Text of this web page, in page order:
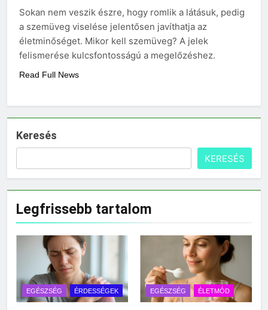
mosni?
3 Nap Ezelőtt
Sokan nem veszik észre, hogy romlik a látásuk, pedig
a szemüveg viselése jelentősen javíthatja az
életminőséget. Mikor kell szemüveg? A jelek
felismerése kulcsfontosságú a megelőzéshez.
Read Full News
Keresés
KERESÉS
Legfrissebb tartalom
EGÉSZSÉG ÉRDESSÉGEK EGÉSZSÉG ÉLETMÓD